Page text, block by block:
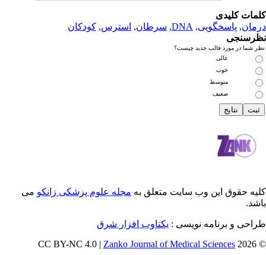
,
DNA
,سرطان, استرس, کودکان
قالب جدید چیست؟
عالی
خوب
متوسط
ضعیف
این وب سایت متعلق به مجله علوم پزشکی زانکومی
نویسی :یکتاوب افزار شرق
Zanko Journal of Medical